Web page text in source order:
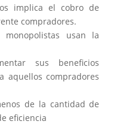
implica el cobro de
compradores.
usan la
sus beneficios
aquellos compradores
de la cantidad de
eficiencia